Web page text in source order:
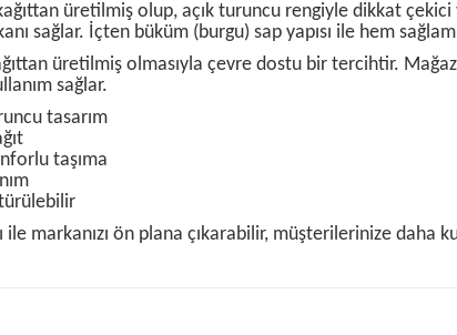
üretilmiş olup, açık turuncu rengiyle dikkat
sağlar. İçten büküm (burgu) sap yapısı ile hem
üretilmiş olmasıyla çevre dostu bir tercihtir.
sağlar.
tasarım
taşıma
ile markanızı ön plana çıkarabilir, müşterilerinize daha